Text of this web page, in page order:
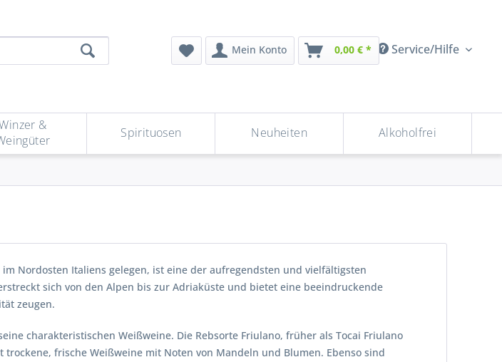
Service/Hilfe
Mein Konto 0,00 € *
&
Spirituosen Neuheiten Alkoholfrei
im Nordosten Italiens gelegen, ist eine der aufregendsten und vielfältigsten
sich von den Alpen bis zur Adriaküste und bietet eine beeindruckende
zeugen.
charakteristischen Weißweine. Die Rebsorte Friulano, früher als Tocai Friulano
frische Weißweine mit Noten von Mandeln und Blumen. Ebenso sind